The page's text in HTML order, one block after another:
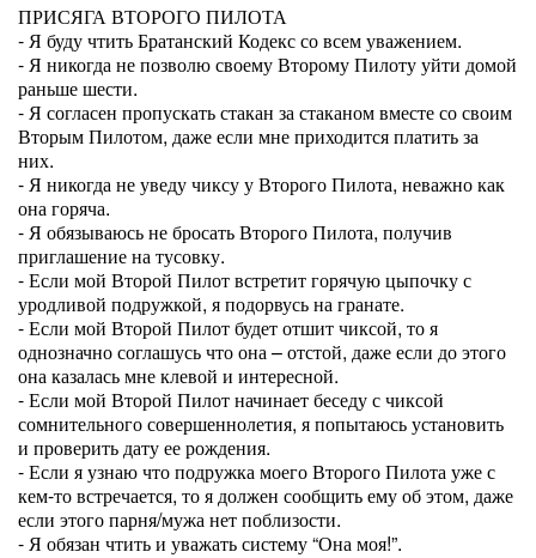
ПРИСЯГА ВТОРОГО ПИЛОТА
- Я буду чтить Братанский Кодекс со всем уважением.
- Я никогда не позволю своему Второму Пилоту уйти домой
раньше шести.
- Я согласен пропускать стакан за стаканом вместе со своим
Вторым Пилотом, даже если мне приходится платить за
них.
- Я никогда не уведу чиксу у Второго Пилота, неважно как
она горяча.
- Я обязываюсь не бросать Второго Пилота, получив
приглашение на тусовку.
- Если мой Второй Пилот встретит горячую цыпочку с
уродливой подружкой, я подорвусь на гранате.
- Если мой Второй Пилот будет отшит чиксой, то я
однозначно соглашусь что она – отстой, даже если до этого
она казалась мне клевой и интересной.
- Если мой Второй Пилот начинает беседу с чиксой
сомнительного совершеннолетия, я попытаюсь установить
и проверить дату ее рождения.
- Если я узнаю что подружка моего Второго Пилота уже с
кем-то встречается, то я должен сообщить ему об этом, даже
если этого парня/мужа нет поблизости.
- Я обязан чтить и уважать систему “Она моя!”.